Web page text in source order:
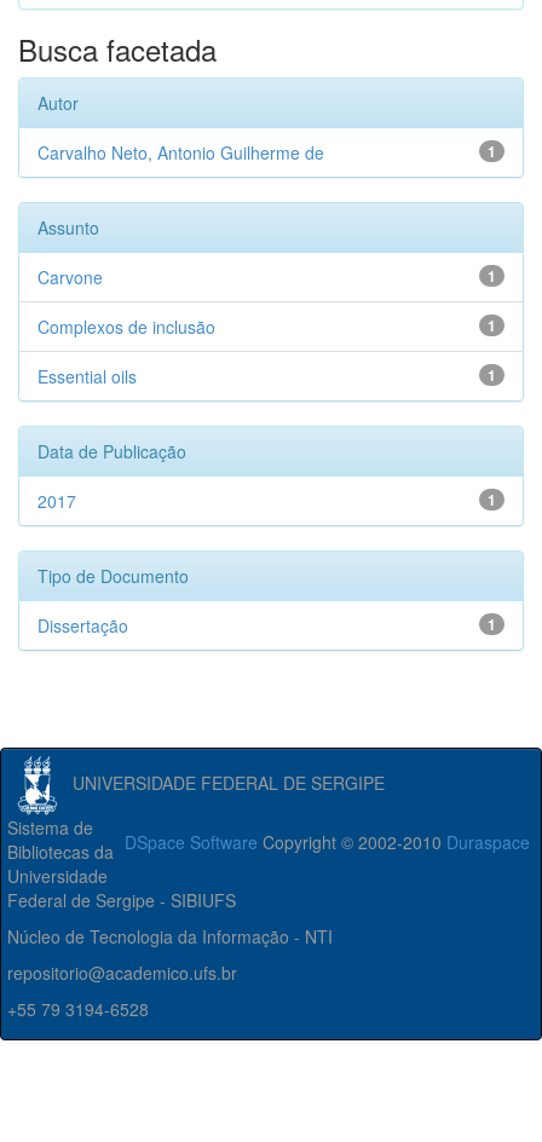
Busca facetada
Autor
1
Carvalho Neto, Antonio Guilherme de
Assunto
1
Carvone
1
Complexos de inclusão
1
Essential oils
Data de Publicação
1
2017
Tipo de Documento
1
Dissertação
UNIVERSIDADE FEDERAL DE SERGIPE
DSpace Software Copyright © 2002-2010 Duraspace
Sistema de
Bibliotecas da
Universidade
Federal de Sergipe - SIBIUFS
Núcleo de Tecnologia da Informação - NTI
repositorio@academico.ufs.br
+55 79 3194-6528